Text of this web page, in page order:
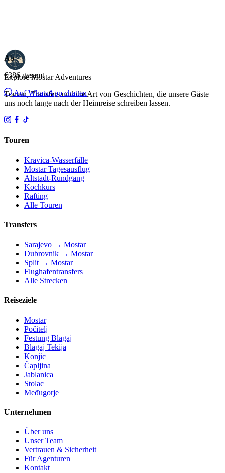
Ab
€386gesamt
Auf WhatsApp chatten
Explore MostarAdventures
Touren, Transfers und die Art von Geschichten, die unsere Gäste
uns noch lange nach der Heimreise schreiben lassen.
Touren
Kravica-Wasserfälle
Mostar Tagesausflug
Altstadt-Rundgang
Kochkurs
Rafting
Alle Touren
Transfers
Sarajevo → Mostar
Dubrovnik → Mostar
Split → Mostar
Flughafentransfers
Alle Strecken
Reiseziele
Mostar
Počitelj
Festung Blagaj
Blagaj Tekija
Konjic
Čapljina
Jablanica
Stolac
Međugorje
Unternehmen
Über uns
Unser Team
Vertrauen & Sicherheit
Für Agenturen
Kontakt